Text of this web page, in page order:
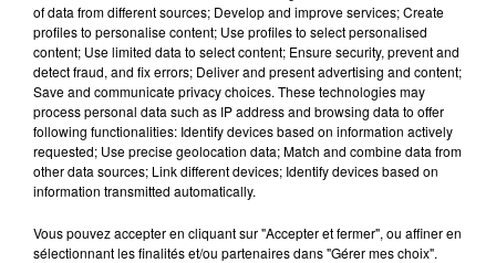
29 juillet 2026
INCENDIE EN GIRONDE. « DIRE QU'ON N'A PAS EU PEUR, CE N'EST
of data from different sources; Develop and improve services; Create
profiles to personalise content; Use profiles to select personalised
content; Use limited data to select content; Ensure security, prevent and
detect fraud, and fix errors; Deliver and present advertising and content;
Save and communicate privacy choices. These technologies may
process personal data such as IP address and browsing data to offer
following functionalities: Identify devices based on information actively
requested; Use precise geolocation data; Match and combine data from
other data sources; Link different devices; Identify devices based on
information transmitted automatically.
Vous pouvez accepter en cliquant sur "Accepter et fermer", ou affiner en
sélectionnant les finalités et/ou partenaires dans "Gérer mes choix".